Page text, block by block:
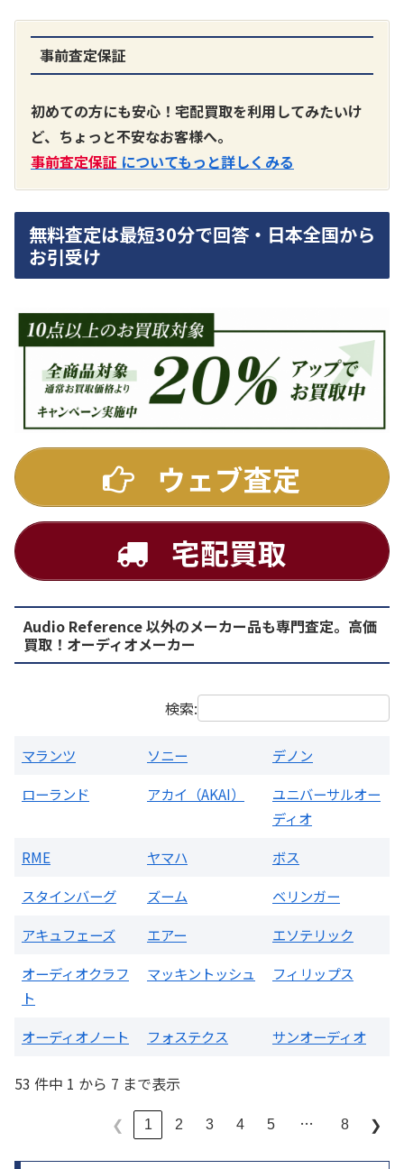
A3300 真空管プリアンプ
買取価格：お問合せください
SONY
DA7000ES アンプ
買取価格：お問合せください
DENON
PMA-1500AE プリメインアンプ
買取価格：お問合せください
事前査定保証
初めての方にも安心！宅配買取を利用してみたいけ
ど、ちょっと不安なお客様へ。
事前査定保証 についてもっと詳しくみる
無料査定は最短30分で回答・日本全国から
お引受け
ウェブ査定
宅配買取
Audio Reference 以外のメーカー品も専門査定。高価
買取！オーディオメーカー
検索:
マランツ ソニー
デノン
ローランド
アカイ（AKAI）
ユニバーサルオー
ディオ
RME
ヤマハ
ボス
スタインバーグ
ズーム
ベリンガー
アキュフェーズ
エアー
エソテリック
オーディオクラフ
ト
マッキントッシュ フィリップス
オーディオノート フォステクス サンオーディオ
53 件中 1 から 7 まで表示
❮ 1 2 3 4 5 … 8 ❯